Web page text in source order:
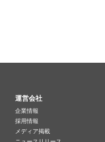
運営会社
企業情報
採用情報
メディア掲載